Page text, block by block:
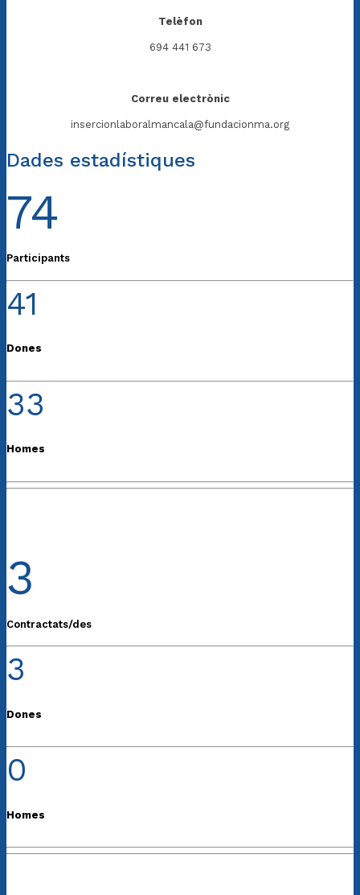
Telèfon
694 441 673
Correu electrònic
insercionlaboralmancala@fundacionma.org
Dades estadístiques
74
Participants
41
Dones
33
Homes
3
Contractats/des
3
Dones
0
Homes